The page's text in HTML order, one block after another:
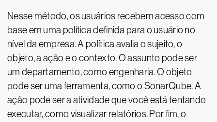
Nesse método, os usuários recebem acesso com
base em uma política definida para o usuário no
nível da empresa. A política avalia o sujeito, o
objeto, a ação e o contexto. O assunto pode ser
um departamento, como engenharia. O objeto
pode ser uma ferramenta, como o SonarQube. A
ação pode ser a atividade que você está tentando
executar, como visualizar relatórios. Por fim, o